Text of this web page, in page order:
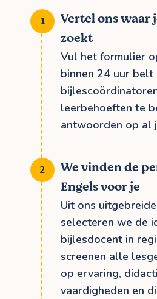
Vertel ons waar
zoekt
Vul het formulier
binnen 24 uur belt
leerbehoeften te
antwoorden op al
We vinden de
Engels voor je
Uit ons
selecteren we de
bijlesdocent in
screenen alle
op ervaring,
vaardigheden en